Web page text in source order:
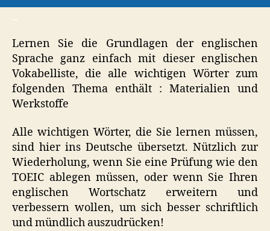
Lernen Sie die Grundlagen der englischen
Sprache ganz einfach mit dieser englischen
Vokabelliste, die alle wichtigen Wörter zum
folgenden Thema enthält : Materialien und
Werkstoffe
Alle wichtigen Wörter, die Sie lernen müssen,
sind hier ins Deutsche übersetzt. Nützlich zur
Wiederholung, wenn Sie eine Prüfung wie den
TOEIC ablegen müssen, oder wenn Sie Ihren
englischen Wortschatz erweitern und
verbessern wollen, um sich besser schriftlich
und mündlich auszudrücken!